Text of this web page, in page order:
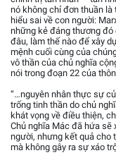
nó không chỉ đơn thuần
hiểu sai về con người:
những kẻ đáng thương đó
đâu, làm thế nào để xây
mệnh cuối cùng của
vô thần của chủ nghĩa
nói trong đoạn 22 của
“…nguyên nhân thực sự
trống tinh thần do chủ
khát vọng về điều thiện,
Chủ nghĩa Mác đã hứa sẽ
người, nhưng kết quả cho
mà không gây ra sự xáo